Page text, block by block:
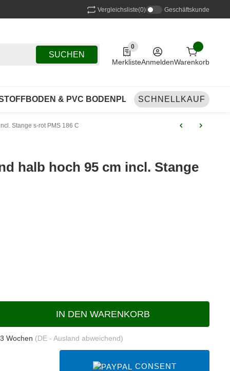
Vergleichsliste(0) Geschäftskunde
SUCHEN
0
0 Produkte in der Liste
MerklisteAnmeldenWarenkorb
& PVC BODENPLANEN FAHNEN &
SCHNELLKAUF
Stange s-rot PMS 186 C
halb hoch 95 cm incl. Stange
IN DEN WARENKORB
Wochen (DE - Ausland abweichend)
CONSENT